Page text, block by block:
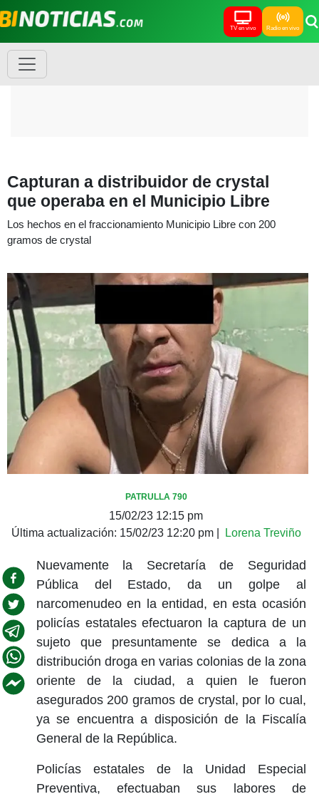
TV en vivo Radio en vivo
Capturan a distribuidor de crystal
que operaba en el Municipio Libre
Los hechos en el fraccionamiento Municipio Libre con 200
gramos de crystal
PATRULLA 790
15/02/23 12:15 pm
Última actualización: 15/02/23 12:20 pm| Lorena Treviño
Nuevamente la Secretaría de Seguridad
Pública del Estado, da un golpe al
narcomenudeo en la entidad, en esta ocasión
policías estatales efectuaron la captura de un
sujeto que presuntamente se dedica a la
distribución droga en varias colonias de la zona
oriente de la ciudad, a quien le fueron
asegurados 200 gramos de crystal, por lo cual,
ya se encuentra a disposición de la Fiscalía
General de la República.
Policías estatales de la Unidad Especial
Preventiva, efectuaban sus labores de